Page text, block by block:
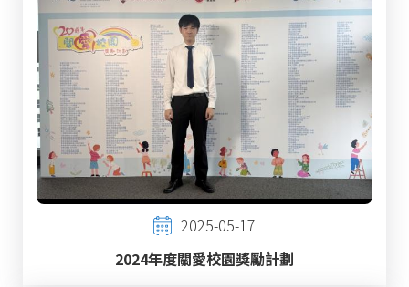
2025-05-17
2024年度關愛校園獎勵計劃